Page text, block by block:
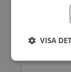
ARTEC
VISA